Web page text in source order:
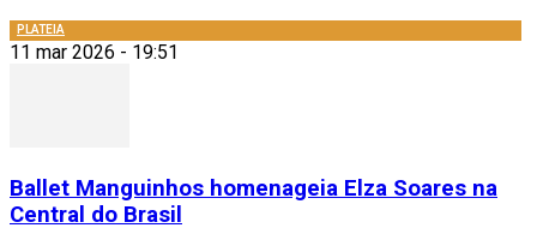
PLATEIA
11 mar 2026 - 19:51
Ballet Manguinhos homenageia Elza Soares na
Central do Brasil